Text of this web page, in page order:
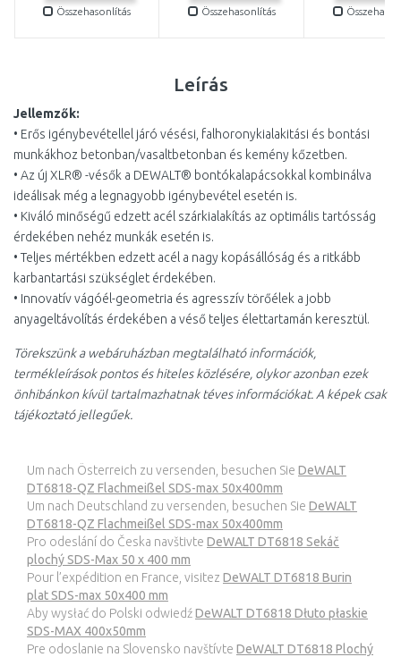
Összehasonlítás Összehasonlítás
Leírás
Jellemzők:
• Erős igénybevétellel járó vésési, falhoronykialakitási és bontási
munkákhoz betonban/vasaltbetonban és kemény kőzetben.
• Az új XLR® -vésők a DEWALT® bontókalapácsokkal kombinálva
ideálisak még a legnagyobb igénybevétel esetén is.
• Kiváló minőségű edzett acél szárkialakítás az optimális tartósság
érdekében nehéz munkák esetén is.
• Teljes mértékben edzett acél a nagy kopásállóság és a ritkább
karbantartási szükséglet érdekében.
• Innovatív vágóél-geometria és agresszív törőélek a jobb
anyageltávolítás érdekében a véső teljes élettartamán keresztül.
Törekszünk a webáruházban megtalálható információk,
termékleírások pontos és hiteles közlésére, olykor azonban ezek
önhibánkon kívül tartalmazhatnak téves információkat. A képek csak
tájékoztató jellegűek.
Um nach Österreich zu versenden, besuchen Sie DeWALT
DT6818-QZ Flachmeißel SDS-max 50x400mm
Um nach Deutschland zu versenden, besuchen Sie DeWALT
DT6818-QZ Flachmeißel SDS-max 50x400mm
Pro odeslání do Česka navštivte DeWALT DT6818 Sekáč
plochý SDS-Max 50 x 400 mm
Pour l’expédition en France, visitez DeWALT DT6818 Burin
plat SDS-max 50x400 mm
Aby wysłać do Polski odwiedźDeWALT DT6818 Dłuto płaskie
SDS-MAX 400x50mm
Pre odoslanie na Slovensko navštívte DeWALT DT6818 Plochý